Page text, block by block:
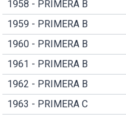
1958 - PRIMERA B
1959 - PRIMERA B
1960 - PRIMERA B
1961 - PRIMERA B
1962 - PRIMERA B
1963 - PRIMERA C